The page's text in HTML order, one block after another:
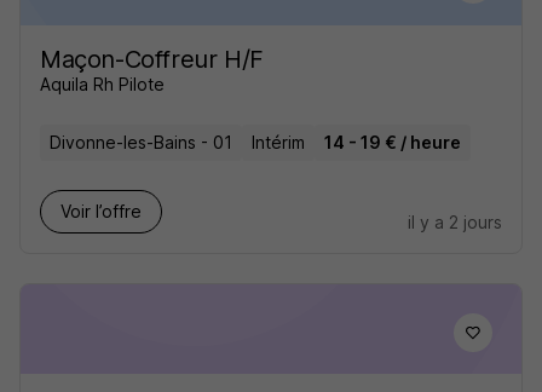
Maçon-Coffreur H/F
Aquila Rh Pilote
Divonne-les-Bains - 01 Intérim 14 - 19 € / heure
Voir l’offre
il y a 2 jours